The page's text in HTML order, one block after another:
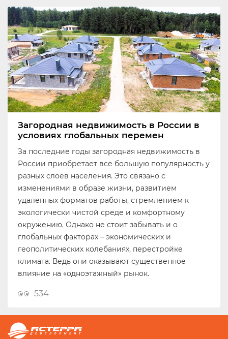
Загородная недвижимость в России в
условиях глобальных перемен
За последние годы загородная недвижимость в
России приобретает все большую популярность у
разных слоев населения. Это связано с
изменениями в образе жизни, развитием
удаленных форматов работы, стремлением к
экологически чистой среде и комфортному
окружению. Однако не стоит забывать и о
глобальных факторах – экономических и
геополитических колебаниях, перестройке
климата. Ведь они оказывают существенное
влияние на «одноэтажный» рынок.
534